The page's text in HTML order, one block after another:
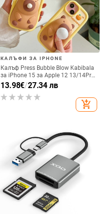
КАЛЪФИ ЗА IPHONE
Калъф Press Bubble Blow Kabibala
за iPhone 15 за Apple 12 13/14Pro
Max, устойчив на изпускане 11
13.98€/27.34 лв
add_shopping_cart